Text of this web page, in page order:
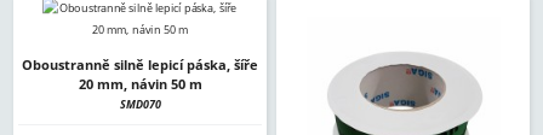
Oboustranně silně lepicí páska, šíře
20 mm, návin 50 m
SMD070